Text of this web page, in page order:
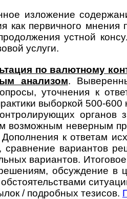
изложение
как первичного мнения
устной
услуги.
по валютному
ана­лизом.
уточ­нения к
выбор­кой 500-­600
органов
возмож­ным невер­ным
к отве­там
срав­нение вари­антов
вари­ан­тов.
обсуж­дение в
обсто­я­тель­ствами
/ под­роб­ных тезисов.